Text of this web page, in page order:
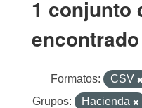
1 conjunto
encontrado
Formatos: CSV
Grupos:
Hacienda